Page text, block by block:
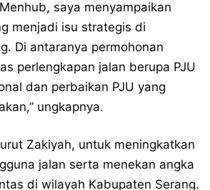
saya menyampaikan
menjadi isu strategis di
Di antaranya permohonan
perlengkapan jalan berupa PJU
dan perbaikan PJU yang
ungkapnya.
Zakiyah, untuk meningkatkan
jalan serta menekan angka
di wilayah Kabupaten Serang.